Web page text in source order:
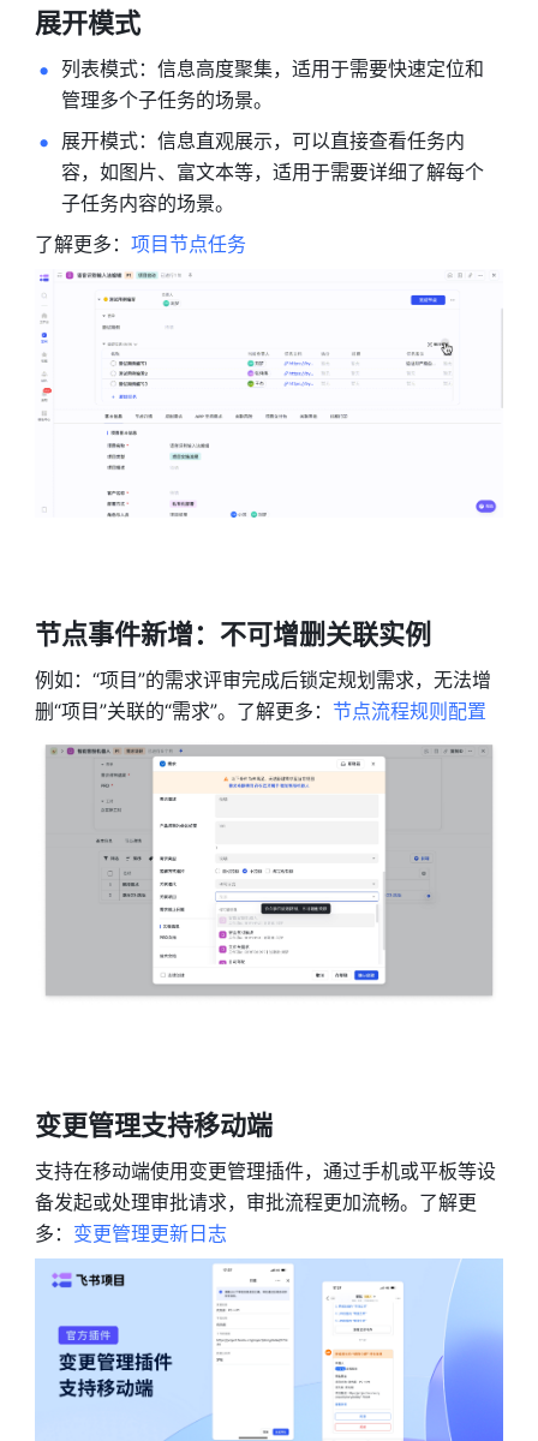
展开模式
列表模式：信息高度聚集，适用于需要快速定位和
管理多个子任务的场景。
展开模式：信息直观展示，可以直接查看任务内
容，如图片、富文本等，适用于需要详细了解每个
子任务内容的场景。
了解更多：项目节点任务
节点事件新增：不可增删关联实例
例如：“项目”的需求评审完成后锁定规划需求，无法增
删“项目”关联的“需求”。了解更多：节点流程规则配置
变更管理支持移动端
支持在移动端使用变更管理插件，通过手机或平板等设
备发起或处理审批请求，审批流程更加流畅。了解更
多： 变更管理更新日志